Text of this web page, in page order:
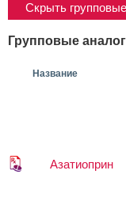
Скрыть
Групповые
Название
Азатиоприн